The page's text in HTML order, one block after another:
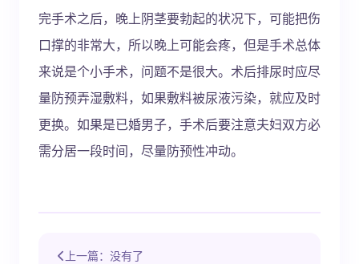
完手术之后，晚上阴茎要勃起的状况下，可能把伤
口撑的非常大，所以晚上可能会疼，但是手术总体
来说是个小手术，问题不是很大。术后排尿时应尽
量防预弄湿敷料，如果敷料被尿液污染，就应及时
更换。如果是已婚男子，手术后要注意夫妇双方必
需分居一段时间，尽量防预性冲动。
上一篇：没有了